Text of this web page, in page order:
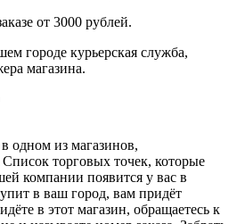
от 3000 рублей.
городе курьерская служба,
магазина.
одном из магазинов,
торговых точек, которые
компании появится у вас в
в ваш город, вам придёт
в этот магазин, обращаетесь к